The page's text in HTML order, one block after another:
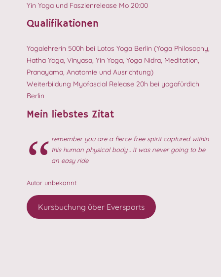
Yin Yoga und Faszienrelease Mo 20:00
Qualifikationen
Yogalehrerin 500h bei Lotos Yoga Berlin (Yoga Philosophy,
Hatha Yoga, Vinyasa, Yin Yoga, Yoga Nidra, Meditation,
Pranayama, Anatomie und Ausrichtung)
Weiterbildung Myofascial Release 20h bei yogafürdich
Berlin
Mein liebstes Zitat
remember you are a fierce free spirit captured within
this human physical body… it was never going to be
an easy ride
Autor unbekannt
Kursbuchung über Eversports